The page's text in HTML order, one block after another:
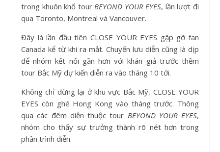
trong khuôn khổ tour BEYOND YOUR EYES, lần lượt đi
qua Toronto, Montreal và Vancouver.
Đây là lần đầu tiên CLOSE YOUR EYES gặp gỡ fan
Canada kể từ khi ra mắt. Chuyến lưu diễn cũng là dịp
để nhóm kết nối gần hơn với khán giả trước thềm
tour Bắc Mỹ dự kiến diễn ra vào tháng 10 tới.
Không chỉ dừng lại ở khu vực Bắc Mỹ, CLOSE YOUR
EYES còn ghé Hong Kong vào tháng trước. Thông
qua các đêm diễn thuộc tour BEYOND YOUR EYES,
nhóm cho thấy sự trưởng thành rõ nét hơn trong
phần trình diễn.